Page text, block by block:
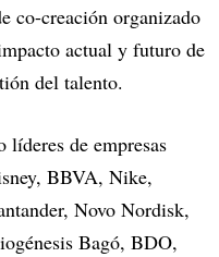
co-creación organizado
actual y futuro de
del talento.
líderes de empresas
BBVA, Nike,
Novo Nordisk,
Bagó, BDO,